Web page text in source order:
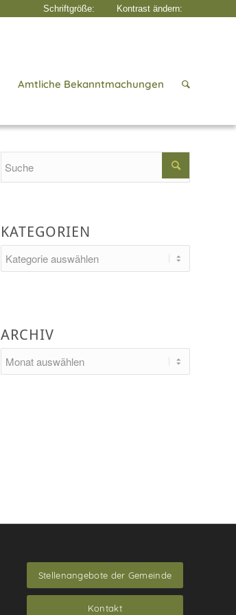
Amtliche Bekanntmachungen
KATEGORIEN
ARCHIV
Stellenangebote der Gemeinde
Kontakt